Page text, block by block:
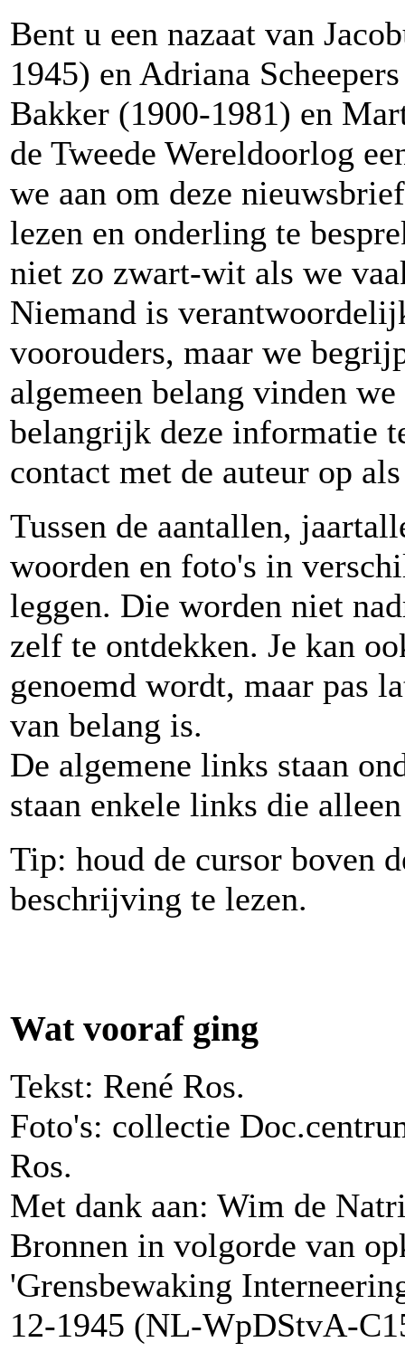
Bent u een nazaat van
1945) en Adriana
Bakker (1900-1981) en
de Tweede Wereldoorlog
we aan om deze
lezen en onderling te
niet zo zwart-wit als we
Niemand is
voorouders, maar we
algemeen belang vinden
belangrijk deze informatie
contact met de auteur op
Tussen de aantallen,
woorden en foto's in
leggen. Die worden niet
zelf te ontdekken. Je kan
genoemd wordt, maar pas
van belang is.
De algemene links staan
staan enkele links die
Tip: houd de cursor boven
beschrijving te lezen.
Wat vooraf ging
Tekst: René Ros.
Foto's: collectie
Ros.
Met dank aan: Wim de
Bronnen in volgorde van
'Grensbewaking
12-1945 (NL-WpDStvA-